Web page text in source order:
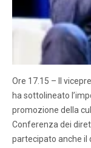
Ore 17.15 – Il
ha sottolineato
promozione della
Conferenza dei
partecipato anche il